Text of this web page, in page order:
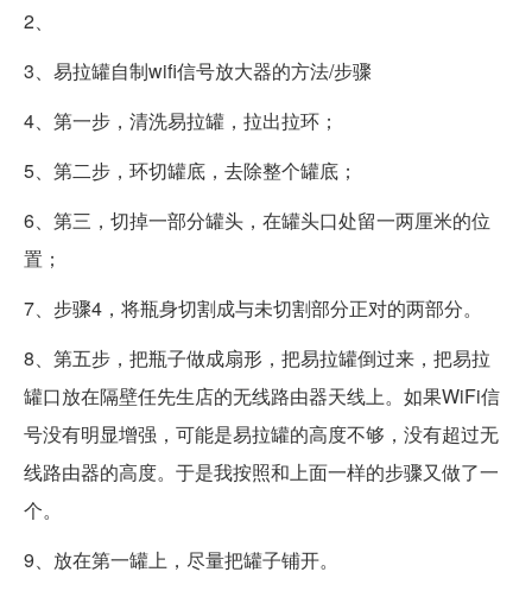
2、
3、易拉罐自制wifi信号放大器的方法/步骤
4、第一步，清洗易拉罐，拉出拉环；
5、第二步，环切罐底，去除整个罐底；
6、第三，切掉一部分罐头，在罐头口处留一两厘米的位
置；
7、步骤4，将瓶身切割成与未切割部分正对的两部分。
8、第五步，把瓶子做成扇形，把易拉罐倒过来，把易拉
罐口放在隔壁任先生店的无线路由器天线上。如果WiFi信
号没有明显增强，可能是易拉罐的高度不够，没有超过无
线路由器的高度。于是我按照和上面一样的步骤又做了一
个。
9、放在第一罐上，尽量把罐子铺开。